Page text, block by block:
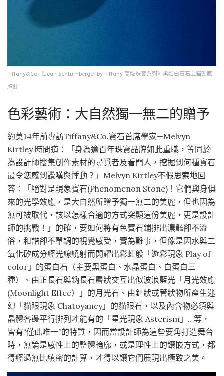
Tiffany&Co.《Jean Schlumberger by Tiffany 高級珠寶系列》黑蛋白石石上貓頭鷹
胸針
色彩藝術：大自然獨一無二的贈予
約莫14年前專訪Tiffany&Co.寶石首席學家—Melvyn
Kirtley 時問道：「身為逾百年珠寶品牌如此重職，等同於
為設計師搜集創作素材的尋覓者及看門人，挖掘到何種寶石
最令您感到讚嘆與悸動？」Melvyn Kirtley不假思索地回
答：「絕對是現象寶石(Phenomenon Stone)！它們與身俱
來的光學效應，是大自然所贈予獨一無二的美麗，但也因為
無可被取代，該以怎樣合適的方式突顯這份美麗，更是設計
師的挑戰！」的確，要如何將有色寶石鋪排出濃豔卻不流
俗，和諧卻不單調的視覺感受，實為難事，但像是因水與二
氧化矽成分經光線繞射而閃耀出彩虹般「遊彩現象 Play of
color」的蛋白石（主要黑蛋白、水晶蛋白、白蛋白三
種）、由正長石與鈉長石層狀交互出似波浪藍光「月光效應
(Moonlight Effec）」的月光石、由針狀或管狀物所產生迷
幻「貓眼現象 Chatoyancy」的貓眼石，以及內含物必須與
晶體各邊平行排列才能有的「星光現象 Asterism」…等，
皆有“僅此唯一”的特質，因而當設計師為這些要角打造舞台
時，無論是感性上的整體輪廓，或是理性上的鑲嵌方式，都
得經過無比縝密的計算，才得以讓它們展現出極致之美。